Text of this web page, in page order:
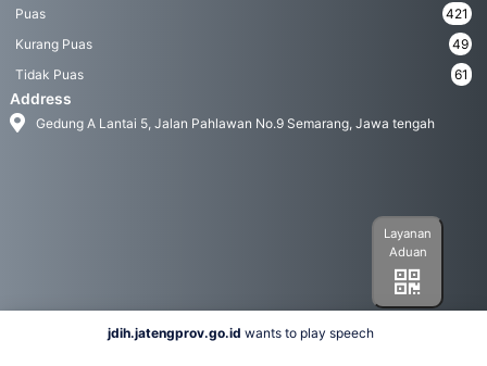
Puas
421
Kurang Puas
49
Tidak Puas
61
Address
Gedung A Lantai 5, Jalan Pahlawan No.9 Semarang, Jawa tengah
Layanan
Aduan
jdih.jatengprov.go.id wants to play speech